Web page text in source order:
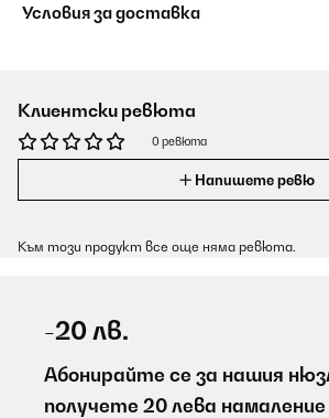
Условия за доставка
Клиентски ревюта
0 ревюта
Напишете ревю
Към този продукт все още няма ревюта.
-20 лв.
Абонирайте се за нашия
получете 20 лева намаление